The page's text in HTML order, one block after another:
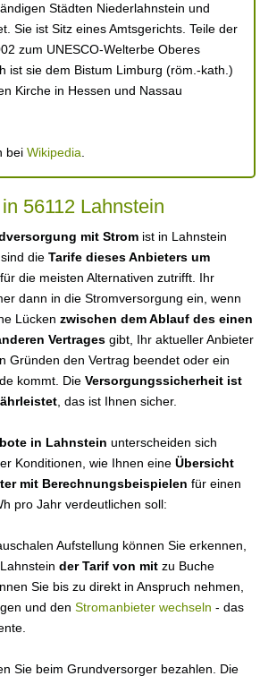
Städten Niederlahnstein und
Sie ist Sitz eines Amtsgerichts. Teile der
zum UNESCO-Welterbe Oberes
ist sie dem Bistum Limburg (röm.-kath.)
Kirche in Hessen und Nassau
bei Wikipedia
56112 Lahnstein
mit Strom ist in Lahnstein
die Tarife dieses Anbieters um
die meisten Alternativen zutrifft. Ihr
dann in die Stromversorgung ein, wenn
Lücken zwischen dem Ablauf des einen
Vertrages gibt, Ihr aktueller Anbieter
Gründen den Vertrag beendet oder ein
kommt. Die Versorgungssicherheit ist
, das ist Ihnen sicher.
in Lahnstein unterscheiden sich
Konditionen, wie Ihnen eine Übersicht
mit Berechnungsbeispielen für einen
pro Jahr verdeutlichen soll:
Aufstellung können Sie erkennen,
der Tarif von mit zu Buche
Sie bis zu direkt in Anspruch nehmen,
und den Stromanbieter wechseln - das
Sie beim Grundversorger bezahlen. Die